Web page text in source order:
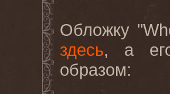
Обложку "
здесь, а
образом: